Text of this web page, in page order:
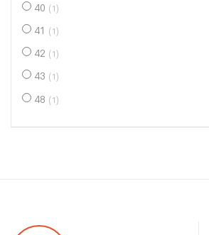
40 (1)
41 (1)
42 (1)
43 (1)
48 (1)